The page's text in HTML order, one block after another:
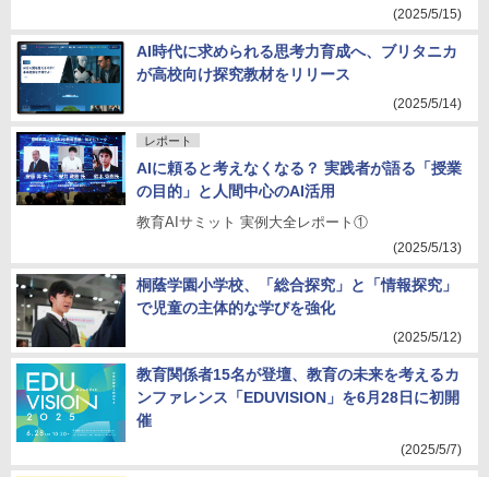
(2025/5/15)
AI時代に求められる思考力育成へ、ブリタニカ
が高校向け探究教材をリリース
(2025/5/14)
レポート
AIに頼ると考えなくなる？ 実践者が語る「授業
の目的」と人間中心のAI活用
教育AIサミット 実例大全レポート①
(2025/5/13)
桐蔭学園小学校、「総合探究」と「情報探究」
で児童の主体的な学びを強化
(2025/5/12)
教育関係者15名が登壇、教育の未来を考えるカ
ンファレンス「EDUVISION」を6月28日に初開
催
(2025/5/7)